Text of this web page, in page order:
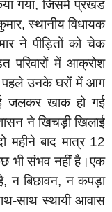
गया, जिसमें प्रखंड
स्थानीय विधायक
ने पीड़ितों को चेक
परिवारों में आक्रोश
पहले उनके घरों में आग
जलकर खाक हो गई
ने खिचड़ी खिलाई
महीने बाद मात्र 12
भी संभव नहीं है।एक
न बिछावन, न कपड़ा
साथ स्थायी आवास